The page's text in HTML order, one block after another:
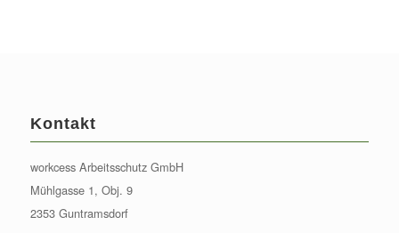
Kontakt
workcess Arbeitsschutz GmbH
Mühlgasse 1, Obj. 9
2353 Guntramsdorf